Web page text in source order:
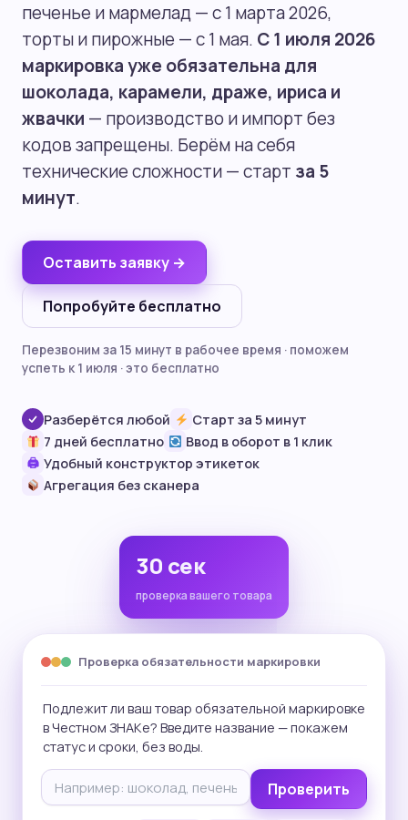
печенье и мармелад — с 1 марта 2026,
торты и пирожные — с 1 мая. С 1 июля 2026
маркировка уже обязательна для
шоколада, карамели, драже, ириса и
жвачки — производство и импорт без
кодов запрещены. Берём на себя
технические сложности — старт за 5
минут.
Оставить заявку →
Попробуйте бесплатно
Перезвоним за 15 минут в рабочее время · поможем
успеть к 1 июля · это бесплатно
Разберётся любой
Старт за 5 минут
7 дней бесплатно
Ввод в оборот в 1 клик
🖨 Удобный конструктор этикеток
Агрегация без сканера
30 сек
проверка вашего товара
Проверка обязательности маркировки
Подлежит ли ваш товар обязательной маркировке
в Честном ЗНАКе? Введите название — покажем
статус и сроки, без воды.
Проверить